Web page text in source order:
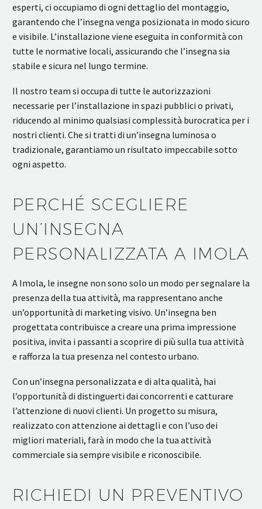
esperti, ci occupiamo di ogni dettaglio del montaggio,
garantendo che l’insegna venga posizionata in modo sicuro
e visibile. L’installazione viene eseguita in conformità con
tutte le normative locali, assicurando che l’insegna sia
stabile e sicura nel lungo termine.
Il nostro team si occupa di tutte le autorizzazioni
necessarie per l’installazione in spazi pubblici o privati,
riducendo al minimo qualsiasi complessità burocratica per i
nostri clienti. Che si tratti di un’insegna luminosa o
tradizionale, garantiamo un risultato impeccabile sotto
ogni aspetto.
PERCHÉ SCEGLIERE
UN’INSEGNA
PERSONALIZZATA A IMOLA
A Imola, le insegne non sono solo un modo per segnalare la
presenza della tua attività, ma rappresentano anche
un’opportunità di marketing visivo. Un’insegna ben
progettata contribuisce a creare una prima impressione
positiva, invita i passanti a scoprire di più sulla tua attività
e rafforza la tua presenza nel contesto urbano.
Con un’insegna personalizzata e di alta qualità, hai
l’opportunità di distinguerti dai concorrenti e catturare
l’attenzione di nuovi clienti. Un progetto su misura,
realizzato con attenzione ai dettagli e con l’uso dei
migliori materiali, farà in modo che la tua attività
commerciale sia sempre visibile e riconoscibile.
RICHIEDI UN PREVENTIVO